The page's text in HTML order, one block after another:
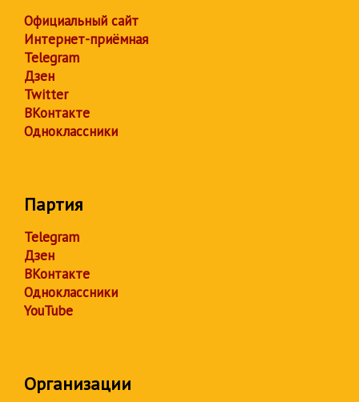
Официальный сайт
Интернет-приёмная
Telegram
Дзен
Twitter
ВКонтакте
Одноклассники
Партия
Telegram
Дзен
ВКонтакте
Одноклассники
YouTube
Организации